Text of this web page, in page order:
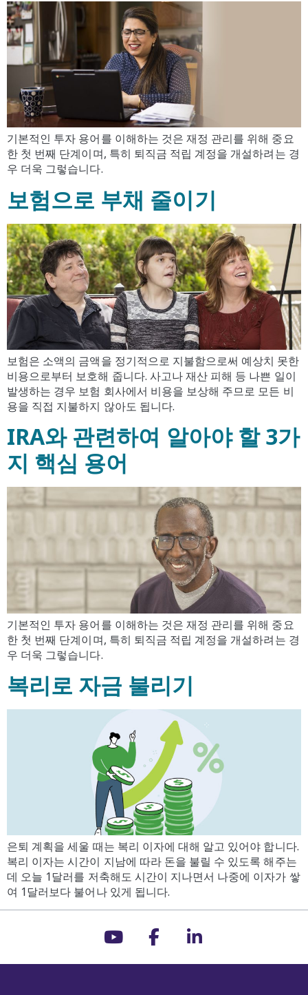
기본적인 투자 용어를 이해하는 것은 재정 관리를 위해 중요
한 첫 번째 단계이며, 특히 퇴직금 적립 계정을 개설하려는 경
우 더욱 그렇습니다.
보험으로 부채 줄이기
보험은 소액의 금액을 정기적으로 지불함으로써 예상치 못한
비용으로부터 보호해 줍니다. 사고나 재산 피해 등 나쁜 일이
발생하는 경우 보험 회사에서 비용을 보상해 주므로 모든 비
용을 직접 지불하지 않아도 됩니다.
IRA와 관련하여 알아야 할 3가
지 핵심 용어
기본적인 투자 용어를 이해하는 것은 재정 관리를 위해 중요
한 첫 번째 단계이며, 특히 퇴직금 적립 계정을 개설하려는 경
우 더욱 그렇습니다.
복리로 자금 불리기
은퇴 계획을 세울 때는 복리 이자에 대해 알고 있어야 합니다.
복리 이자는 시간이 지남에 따라 돈을 불릴 수 있도록 해주는
데 오늘 1달러를 저축해도 시간이 지나면서 나중에 이자가 쌓
여 1달러보다 불어나 있게 됩니다.